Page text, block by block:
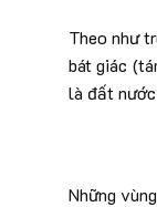
Theo như
bát giác
là đất
Những